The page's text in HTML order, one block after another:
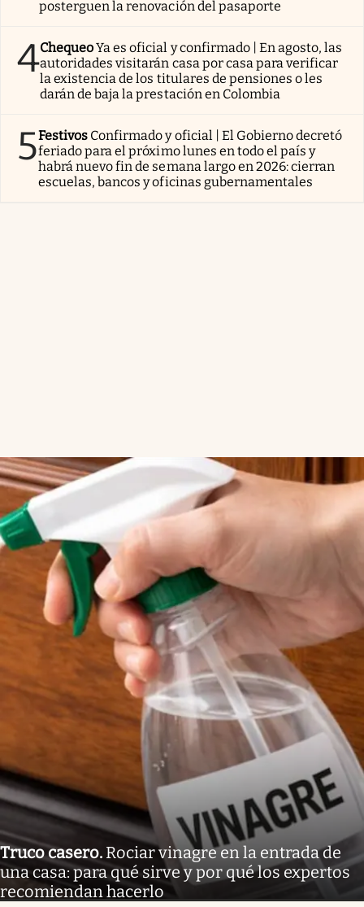
posterguen la renovación del pasaporte
4ChequeoYa es oficial y confirmado | En agosto, las
autoridades visitarán casa por casa para verificar
la existencia de los titulares de pensiones o les
darán de baja la prestación en Colombia
5Festivos Confirmado y oficial | El Gobierno decretó
feriado para el próximo lunes en todo el país y
habrá nuevo fin de semana largo en 2026: cierran
escuelas, bancos y oficinas gubernamentales
Truco casero. Rociar vinagre en la entrada de
una casa: para qué sirve y por qué los expertos
recomiendan hacerlo